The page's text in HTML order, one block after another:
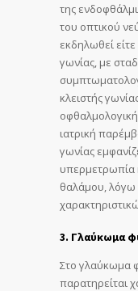
της
του οπτικού
εκδηλωθεί
γωνίας, με
κλειστής
ιατρική
γωνίας
υπερμετρωπία
θαλάμου, λόγω
3. Γλαύκωμα
Στο γλαύκωμα
παρατηρείται